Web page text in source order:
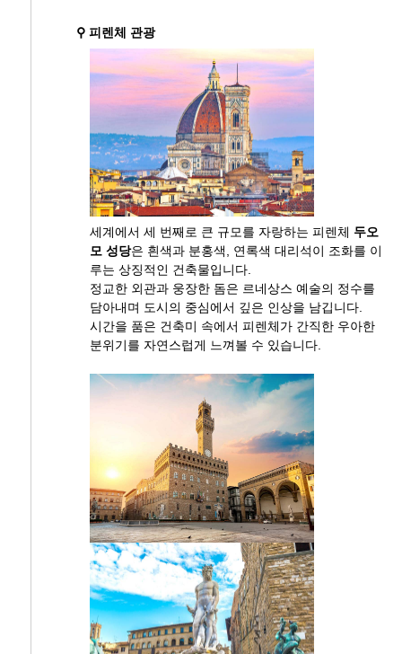
⚲ 피렌체 관광
세계에서 세 번째로 큰 규모를 자랑하는 피렌체 두오
모 성당은 흰색과 분홍색, 연록색 대리석이 조화를 이
루는 상징적인 건축물입니다.
정교한 외관과 웅장한 돔은 르네상스 예술의 정수를
담아내며 도시의 중심에서 깊은 인상을 남깁니다.
시간을 품은 건축미 속에서 피렌체가 간직한 우아한
분위기를 자연스럽게 느껴볼 수 있습니다.